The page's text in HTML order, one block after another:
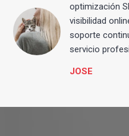
optimización
visibilidad
soporte
servicio
JOSE